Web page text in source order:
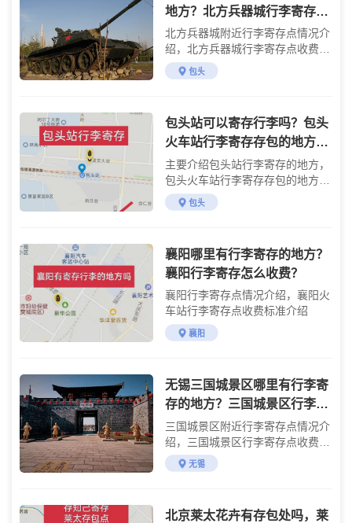
地方？北方兵器城行李寄存怎
么收费？
北方兵器城附近行李寄存点情况介
绍，北方兵器城行李寄存点收费标
准介绍
包头
包头站可以寄存行李吗？包头
火车站行李寄存存包的地方，
存包费用多少？
主要介绍包头站行李寄存的地方，
包头火车站行李寄存存包的地方，
包头旅游景点门票攻略
包头
襄阳哪里有行李寄存的地方？
襄阳行李寄存怎么收费？
襄阳行李寄存点情况介绍，襄阳火
车站行李寄存点收费标准介绍
襄阳
无锡三国城景区哪里有行李寄
存的地方？三国城景区行李寄
存怎么收费？
三国城景区附近行李寄存点情况介
绍，三国城景区行李寄存点收费标
准介绍
无锡
北京莱太花卉有存包处吗，莱